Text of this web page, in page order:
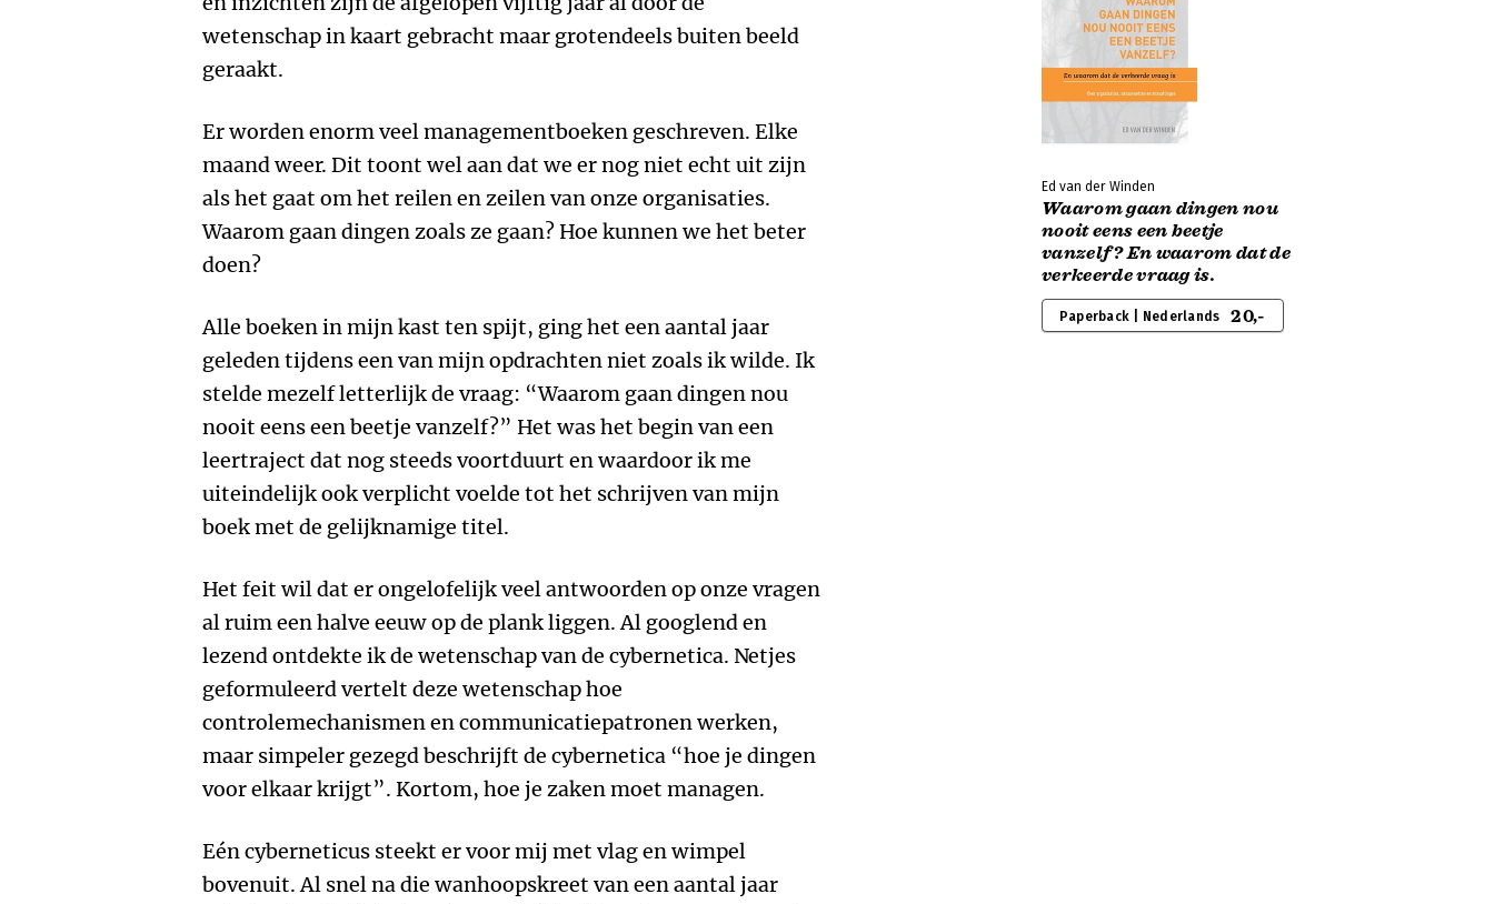
wetenschap in kaart gebracht maar grotendeels buiten beeld
geraakt.
Er worden enorm veel managementboeken geschreven. Elke
maand weer. Dit toont wel aan dat we er nog niet echt uit zijn
als het gaat om het reilen en zeilen van onze organisaties.
Waarom gaan dingen zoals ze gaan? Hoe kunnen we het beter
doen?
Alle boeken in mijn kast ten spijt, ging het een aantal jaar
geleden tijdens een van mijn opdrachten niet zoals ik wilde. Ik
stelde mezelf letterlijk de vraag: “Waarom gaan dingen nou
nooit eens een beetje vanzelf?” Het was het begin van een
leertraject dat nog steeds voortduurt en waardoor ik me
uiteindelijk ook verplicht voelde tot het schrijven van mijn
boek met de gelijknamige titel.
Het feit wil dat er ongelofelijk veel antwoorden op onze vragen
al ruim een halve eeuw op de plank liggen. Al googlend en
lezend ontdekte ik de wetenschap van de cybernetica. Netjes
geformuleerd vertelt deze wetenschap hoe
controlemechanismen en communicatiepatronen werken,
maar simpeler gezegd beschrijft de cybernetica “hoe je dingen
voor elkaar krijgt”. Kortom, hoe je zaken moet managen.
Eén cyberneticus steekt er voor mij met vlag en wimpel
bovenuit. Al snel na die wanhoopskreet van een aantal jaar
Ed van der Winden
Waarom gaan dingen nou
nooit eens een beetje
vanzelf? En waarom dat de
verkeerde vraag is.
Paperback | Nederlands 20,-